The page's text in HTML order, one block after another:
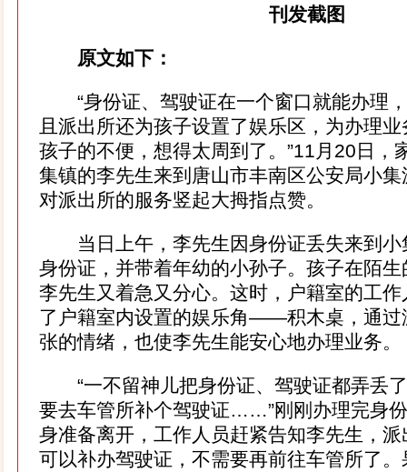
刊发截图
原文如下：
“身份证、驾驶证在一个窗口就能办理
且派出所还为孩子设置了娱乐区，为办理
孩子的不便，想得太周到了。”11月20日，
集镇的李先生来到唐山市丰南区公安局小
对派出所的服务竖起大拇指点赞。
当日上午，李先生因身份证丢失来到小
身份证，并带着年幼的小孙子。孩子在陌
李先生又着急又分心。这时，户籍室的工
了户籍室内设置的娱乐角——积木桌，通过
张的情绪，也使李先生能安心地办理业务。
“一不留神儿把身份证、驾驶证都弄丢
要去车管所补个驾驶证……”刚刚办理完身
身准备离开，工作人员赶紧告知李先生，派
可以补办驾驶证，不需要再前往车管所了